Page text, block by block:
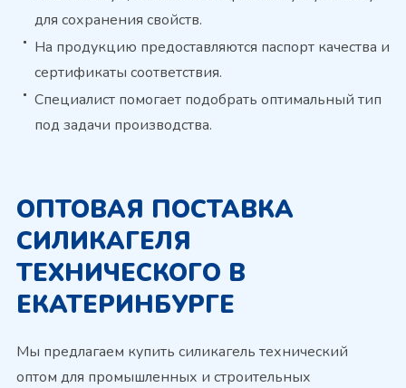
для сохранения свойств.
На продукцию предоставляются паспорт качества и
сертификаты соответствия.
Специалист помогает подобрать оптимальный тип
под задачи производства.
ОПТОВАЯ ПОСТАВКА
СИЛИКАГЕЛЯ
ТЕХНИЧЕСКОГО В
ЕКАТЕРИНБУРГЕ
Мы предлагаем купить силикагель технический
оптом для промышленных и строительных